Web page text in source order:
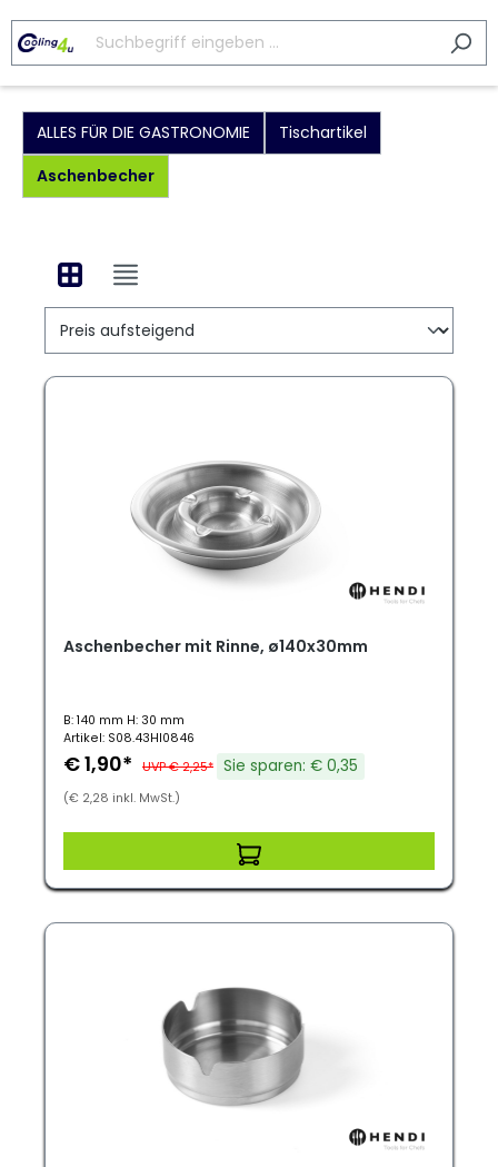
ALLES FÜR DIE GASTRONOMIE
Tischartikel
Aschenbecher
Aschenbecher mit Rinne, ø140x30mm
B: 140 mm H: 30 mm
Artikel: S08.43HI0846
€ 1,90* UVP € 2,25* Sie sparen: € 0,35
(€ 2,28 inkl. MwSt.)